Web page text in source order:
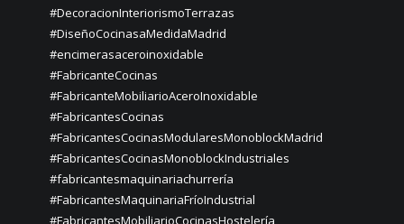
#DecoracionInteriorismoTerrazas
#DiseñoCocinasaMedidaMadrid
#encimerasaceroinoxidable
#FabricanteCocinas
#FabricanteMobiliarioAceroInoxidable
#FabricantesCocinas
#FabricantesCocinasModularesMonoblockMadrid
#FabricantesCocinasMonoblockIndustriales
#fabricantesmaquinariachurrería
#FabricantesMaquinariaFríoIndustrial
#FabricantesMobiliarioCocinasHostelería